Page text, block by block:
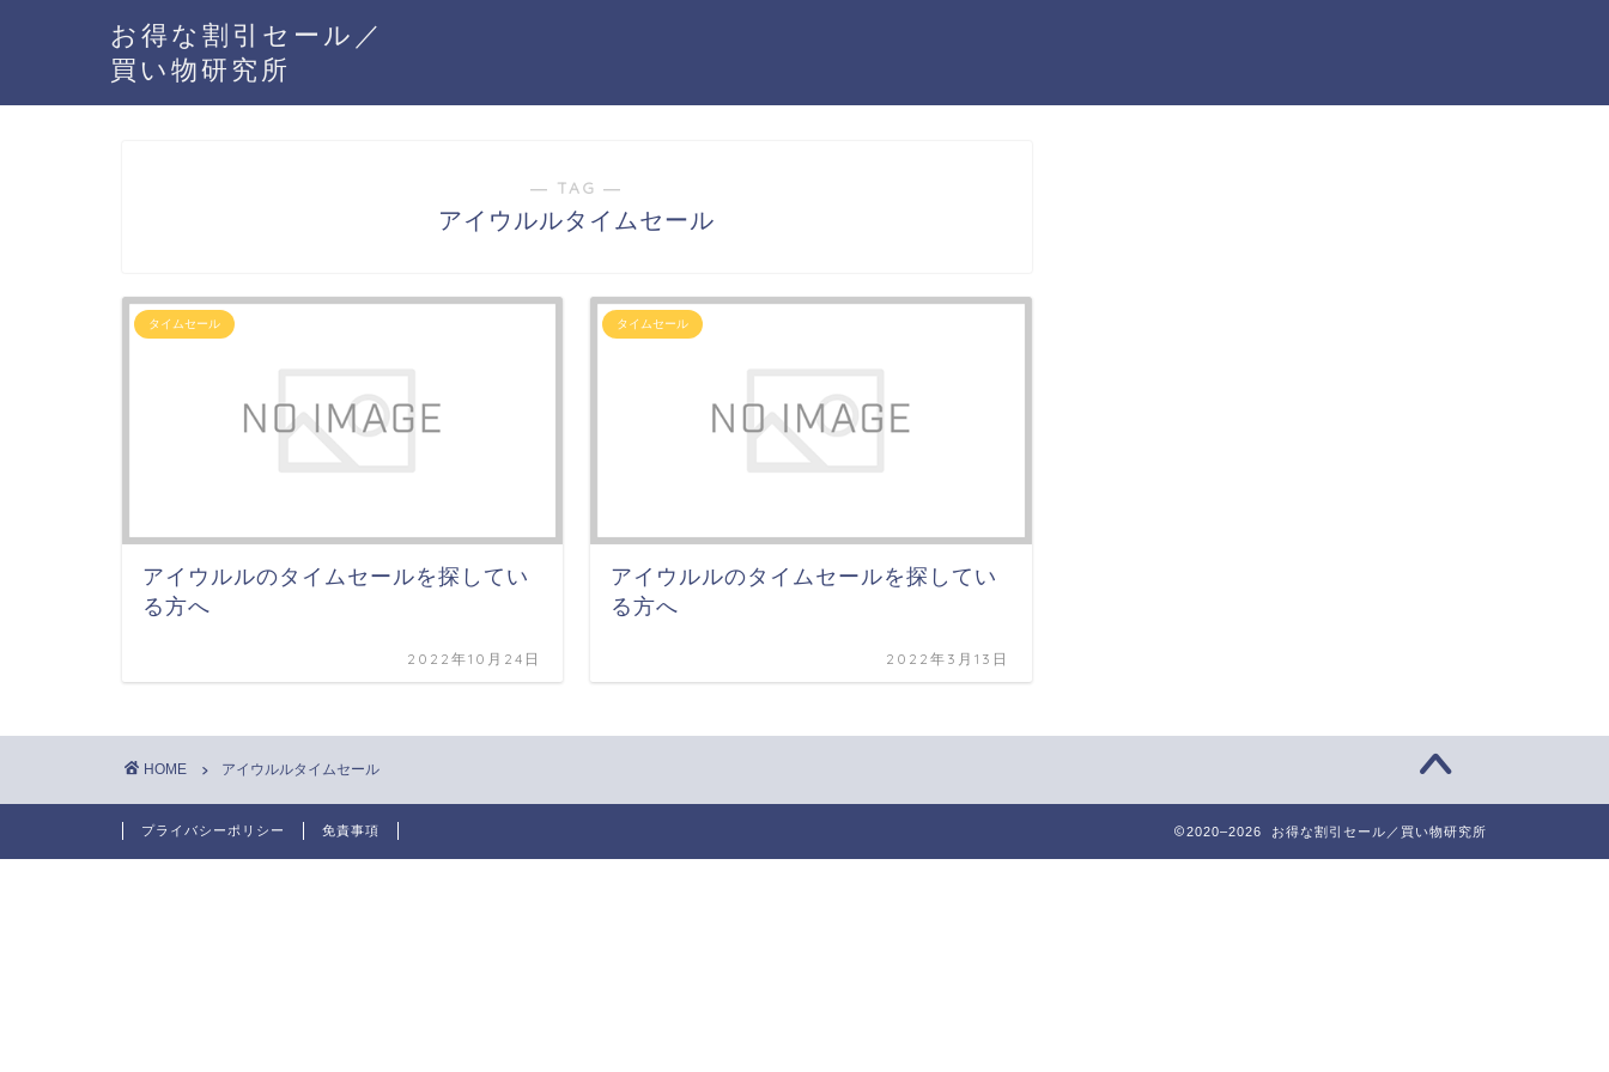
お得な割引セール／
買い物研究所
― TAG ―
アイウルルタイムセール
タイムセール
アイウルルのタイムセールを探してい
る方へ
2022年10月24日
タイムセール
アイウルルのタイムセールを探してい
る方へ
2022年3月13日
HOME アイウルルタイムセール
プライバシーポリシー 免責事項 2020–2026 お得な割引セール／買い物研究所